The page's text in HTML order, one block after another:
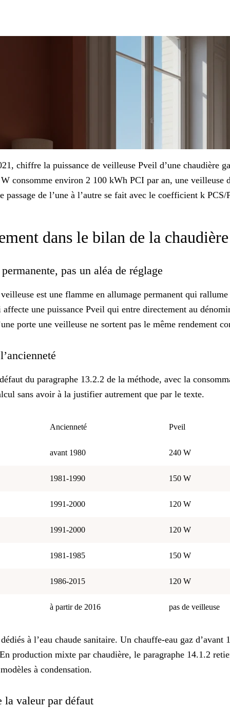
chiffre la puissance de veilleuse Pveil d’une chaudière
consomme environ 2 100 kWh PCI par an, une
de l’une à l’autre se fait avec le coefficient k
dans le bilan de la
pas un aléa de réglage
est une flamme en allumage permanent qui
une puissance Pveil qui entre directement au
porte une veilleuse ne sortent pas le même rendement
du paragraphe 13.2.2 de la méthode, avec la
sans avoir à la justifier autrement que par le texte.
Ancienneté Pveil
avant 1980 240 W
1981-1990 150 W
1991-2000 120 W
1991-2000 120 W
1981-1985 150 W
1986-2015 120 W
à partir de 2016 pas de veilleuse
à l’eau chaude sanitaire. Un chauffe-eau gaz
production mixte par chaudière, le paragraphe 14.1.2
à condensation.
la valeur par défaut